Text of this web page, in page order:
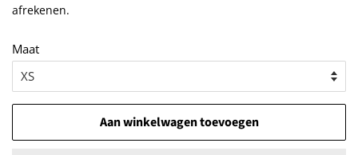
afrekenen.
Maat
Aan winkelwagen toevoegen